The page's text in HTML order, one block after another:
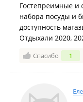
Гостепреимные и
набора посуды и
доступность
Отдыхали 2020,
Спасибо 1